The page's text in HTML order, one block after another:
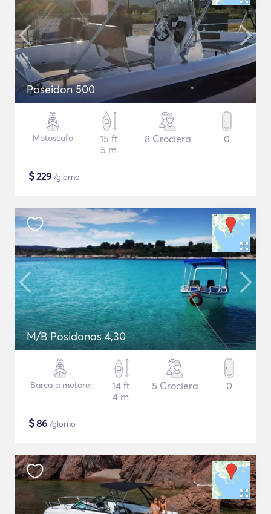
Poseidon 500
Motoscafo
15 ft
5 m
8 Crociera 0
$229 /giorno
M/B Posidonas 4,30
Barca a motore
14 ft
4 m
5 Crociera 0
$86 /giorno